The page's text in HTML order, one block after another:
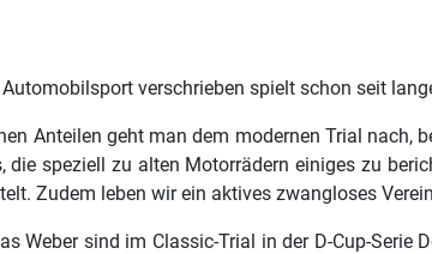
verschrieben spielt schon seit
Anteilen geht man dem modernen Trial nach,
speziell zu alten Motorrädern einiges zu
Zudem leben wir ein aktives zwangloses
sind im Classic-Trial in der D-Cup-Serie